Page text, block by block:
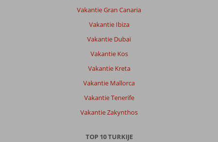
Vakantie Gran Canaria
Vakantie Ibiza
Vakantie Dubai
Vakantie Kos
Vakantie Kreta
Vakantie Mallorca
Vakantie Tenerife
Vakantie Zakynthos
TOP 10 TURKIJE